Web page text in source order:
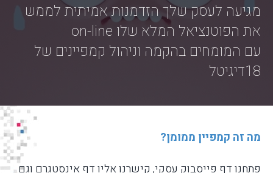
מגיעה לעסק שלך הזדמנות אמיתית לממש
את הפוטנציאל המלא שלו on-line
עם המומחים בהקמה וניהול קמפיינים של
18דיגיטל
מה זה קמפיין ממומן?
פתחנו דף פייסבוק עסקי, קישרנו אליו דף אינסטגרם וגם